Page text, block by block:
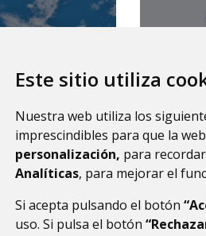
Este sitio utiliza
Nuestra web utiliza los
imprescindibles para que la
personalización, para
Analíticas, para mejorar el
Si acepta pulsando el botón
uso. Si pulsa el botón
qué tiempo